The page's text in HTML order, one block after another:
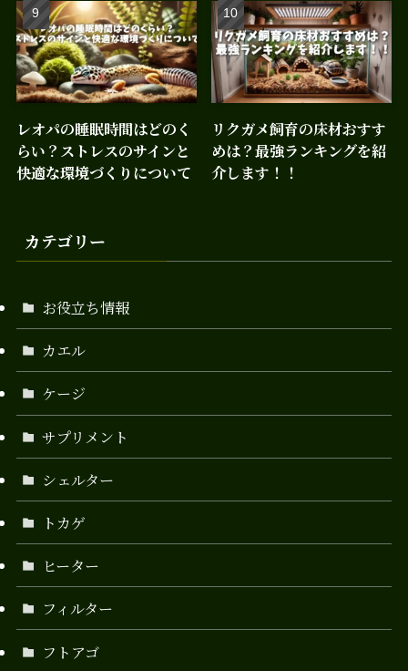
レオパの睡眠時間はどのく
らい？ストレスのサインと
快適な環境づくりについて
リクガメ飼育の床材おすす
めは？最強ランキングを紹
介します！！
カテゴリー
お役立ち情報
カエル
ケージ
サプリメント
シェルター
トカゲ
ヒーター
フィルター
フトアゴ